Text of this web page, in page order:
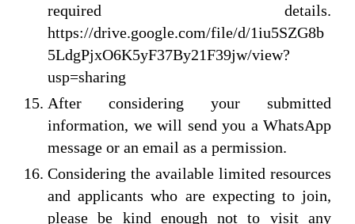
required details.
https://drive.google.com/file/d/1iu5SZG8b
5LdgPjxO6K5yF37By21F39jw/view?
usp=sharing
After considering your submitted
information, we will send you a WhatsApp
message or an email as a permission.
Considering the available limited resources
and applicants who are expecting to join,
please be kind enough not to visit any